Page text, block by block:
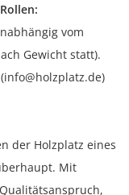
vom
Gewicht statt).
der Holzplatz eines
Mit